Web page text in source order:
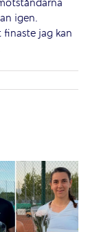
igen.
finaste jag kan